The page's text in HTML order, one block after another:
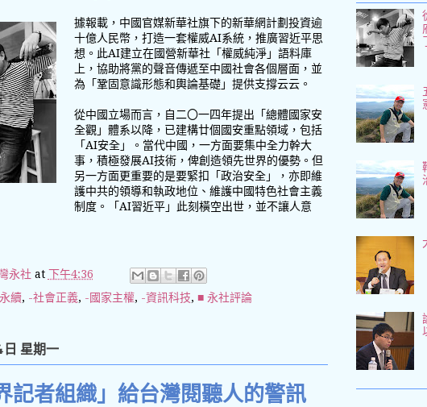
據報載，中國官媒新華社旗下的新華網計劃投資逾
十億人民幣，打造一套權威AI系統，推廣習近平思
想。此AI建立在國營新華社「權威純淨」語料庫
上，協助將黨的聲音傳遞至中國社會各個層面，並
為「鞏固意識形態和輿論基礎」提供支撐云云。
從中國立場而言，自二〇一四年提出「總體國家安
全觀」體系以降，已建構廿個國安重點領域，包括
「AI安全」。當代中國，一方面要集中全力幹大
事，積極發展AI技術，俾創造領先世界的優勢。但
另一方面更重要的是要緊扣「政治安全」，亦即維
護中共的領導和執政地位、維護中國特色社會主義
制度。「AI習近平」此刻橫空出世，並不讓人意
永社 at 下午4:36
續, -社會正義, -國家主權, -資訊科技, ■ 永社評論
星期一
記者組織」給台灣閱聽人的警訊